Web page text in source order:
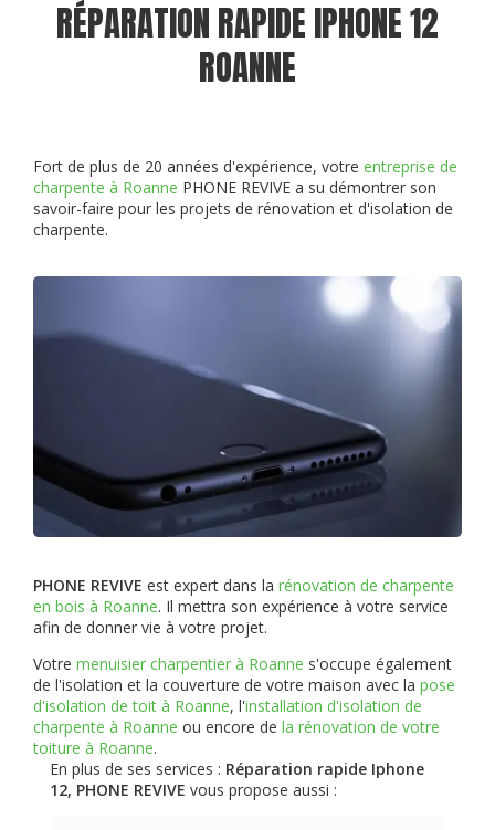
RÉPARATION RAPIDE IPHONE 12
ROANNE
Fort de plus de 20 années d'expérience, votre entreprise de
charpente à Roanne PHONE REVIVE a su démontrer son
savoir-faire pour les projets de rénovation et d'isolation de
charpente.
PHONE REVIVE est expert dans la rénovation de charpente
en bois à Roanne. Il mettra son expérience à votre service
afin de donner vie à votre projet.
Votre menuisier charpentier à Roanne s'occupe également
de l'isolation et la couverture de votre maison avec la pose
d'isolation de toit à Roanne, l'installation d'isolation de
charpente à Roanne ou encore de la rénovation de votre
toiture à Roanne.
En plus de ses services : Réparation rapide Iphone
12, PHONE REVIVE vous propose aussi :